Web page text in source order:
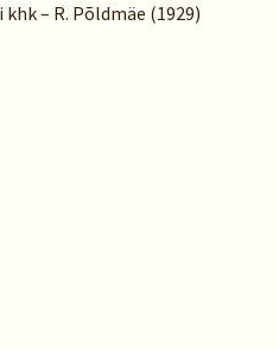
khk – R. Põldmäe (1929)